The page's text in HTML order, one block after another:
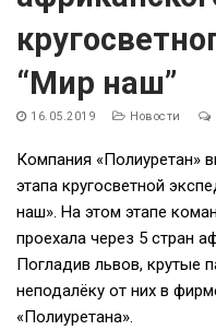
“Мир наш”
16.05.2019 Новости
Компания «Полиуретан»
этапа кругосветной
наш». На этом этапе
проехала через 5 стран
Погладив львов, крутые
неподалёку от них в
«Полиуретана».